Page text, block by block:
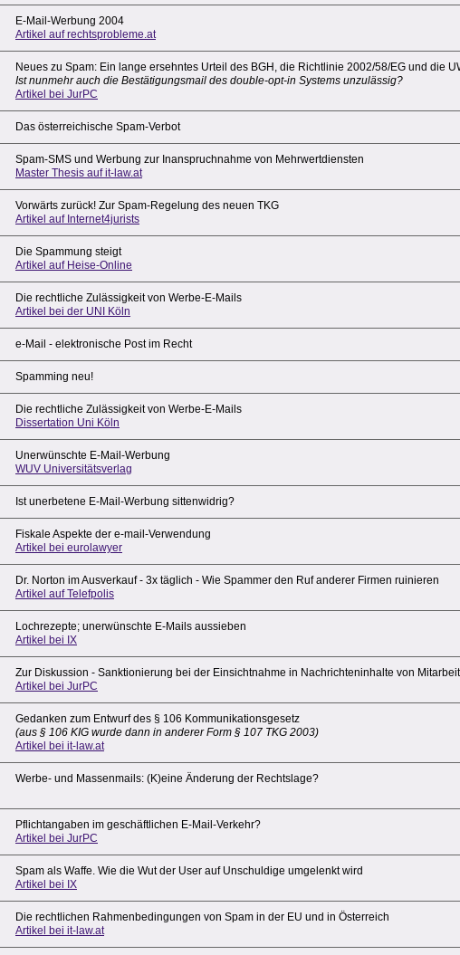
E-Mail-Werbung 2004
Artikel auf rechtsprobleme.at
Neues zu Spam: Ein lange ersehntes Urteil des BGH, die Richtlinie 2002/58/EG und die
Ist nunmehr auch die Bestätigungsmail des double-opt-in Systems unzulässig?
Artikel bei JurPC
Das österreichische Spam-Verbot
Spam-SMS und Werbung zur Inanspruchnahme von Mehrwertdiensten
Master Thesis auf it-law.at
Vorwärts zurück! Zur Spam-Regelung des neuen TKG
Artikel auf Internet4jurists
Die Spammung steigt
Artikel auf Heise-Online
Die rechtliche Zulässigkeit von Werbe-E-Mails
Artikel bei der UNI Köln
e-Mail - elektronische Post im Recht
Spamming neu!
Die rechtliche Zulässigkeit von Werbe-E-Mails
Dissertation Uni Köln
Unerwünschte E-Mail-Werbung
WUV Universitätsverlag
Ist unerbetene E-Mail-Werbung sittenwidrig?
Fiskale Aspekte der e-mail-Verwendung
Artikel bei eurolawyer
Dr. Norton im Ausverkauf - 3x täglich - Wie Spammer den Ruf anderer Firmen ruinieren
Artikel auf Telefpolis
Lochrezepte; unerwünschte E-Mails aussieben
Artikel bei IX
Zur Diskussion - Sanktionierung bei der Einsichtnahme in Nachrichteninhalte von
Artikel bei JurPC
Gedanken zum Entwurf des § 106 Kommunikationsgesetz
(aus § 106 KIG wurde dann in anderer Form § 107 TKG 2003)
Artikel bei it-law.at
Werbe- und Massenmails: (K)eine Änderung der Rechtslage?
Pflichtangaben im geschäftlichen E-Mail-Verkehr?
Artikel bei JurPC
Spam als Waffe. Wie die Wut der User auf Unschuldige umgelenkt wird
Artikel bei IX
Die rechtlichen Rahmenbedingungen von Spam in der EU und in Österreich
Artikel bei it-law.at